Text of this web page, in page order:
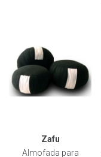
Zafu
Almofada para